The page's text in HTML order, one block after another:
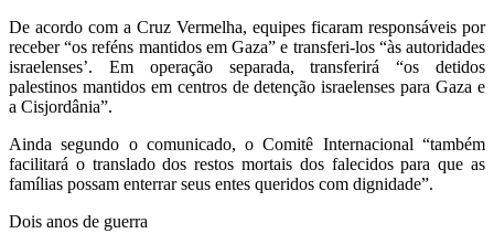
De acordo com a Cruz Vermelha, equipes ficaram responsáveis por
receber “os reféns mantidos em Gaza” e transferi-los “às autoridades
israelenses’. Em operação separada, transferirá “os detidos
palestinos mantidos em centros de detenção israelenses para Gaza e
a Cisjordânia”.
Ainda segundo o comunicado, o Comitê Internacional “também
facilitará o translado dos restos mortais dos falecidos para que as
famílias possam enterrar seus entes queridos com dignidade”.
Dois anos de guerra